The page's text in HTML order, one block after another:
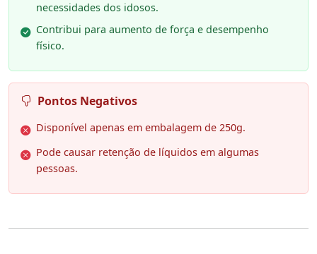
necessidades dos idosos.
Contribui para aumento de força e desempenho
físico.
Pontos Negativos
Disponível apenas em embalagem de 250g.
Pode causar retenção de líquidos em algumas
pessoas.